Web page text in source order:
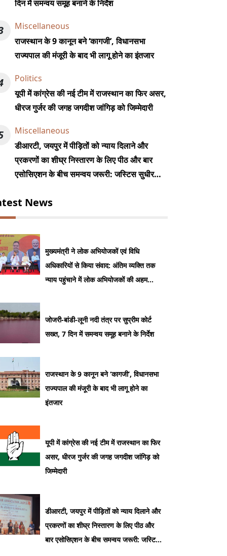
दिन में समन्वय समूह बनाने के निर्देश
Miscellaneous
राजस्थान के 9 कानून बने ‘कागजी’, विधानसभा
राज्यपाल की मंजूरी के बाद भी लागू होने का इंतजार
Politics
यूपी में कांग्रेस की नई टीम में राजस्थान का फिर असर,
धीरज गुर्जर की जगह जगदीश जांगिड़ को जिम्मेदारी
Miscellaneous
डीआरटी, जयपुर में पीड़ितों को न्याय दिलाने और
प्रकरणों का शीघ्र निस्तारण के लिए पीठ और बार
एसोसिएशन के बीच समन्वय जरूरी: जस्टिस सुधीर
News
मुख्यमंत्री ने लोक अभियोजकों एवं विधि
अधिकारियों से किया संवाद: अंतिम व्यक्ति तक
न्याय पहुंचाने में लोक अभियोजकों की अहम
जोजरी-बांडी-लूनी नदी तंत्र पर सुप्रीम कोर्ट
सख्त, 7 दिन में समन्वय समूह बनाने के निर्देश
राजस्थान के 9 कानून बने ‘कागजी’, विधानसभा
राज्यपाल की मंजूरी के बाद भी लागू होने का
इंतजार
यूपी में कांग्रेस की नई टीम में राजस्थान का फिर
असर, धीरज गुर्जर की जगह जगदीश जांगिड़ को
जिम्मेदारी
डीआरटी, जयपुर में पीड़ितों को न्याय दिलाने और
प्रकरणों का शीघ्र निस्तारण के लिए पीठ और
बार एसोसिएशन के बीच समन्वय जरूरी: जस्टिस